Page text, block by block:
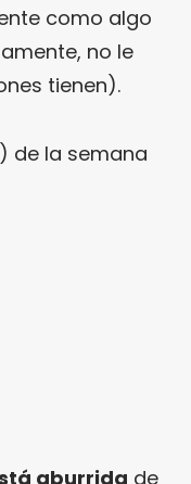
como algo
no le
tienen).
de la semana
aburrida de